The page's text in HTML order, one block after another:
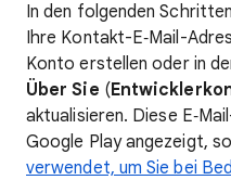
In den folgenden
Ihre Kontakt-E‑Mail-
Konto erstellen oder in
Über Sie (
aktualisieren. Diese
Google Play angezeigt,
verwendet, um Sie bei